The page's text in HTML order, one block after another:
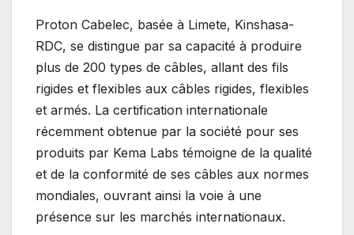
Proton Cabelec, basée à Limete, Kinshasa-
RDC, se distingue par sa capacité à produire
plus de 200 types de câbles, allant des fils
rigides et flexibles aux câbles rigides, flexibles
et armés. La certification internationale
récemment obtenue par la société pour ses
produits par Kema Labs témoigne de la qualité
et de la conformité de ses câbles aux normes
mondiales, ouvrant ainsi la voie à une
présence sur les marchés internationaux.